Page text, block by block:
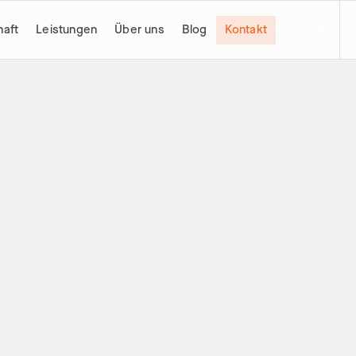
Leistungen Über uns Blog Kontakt